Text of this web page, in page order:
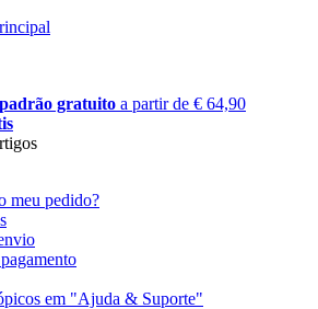
gratuito a partir de € 64,90
meu pedido?
em "Ajuda & Suporte"